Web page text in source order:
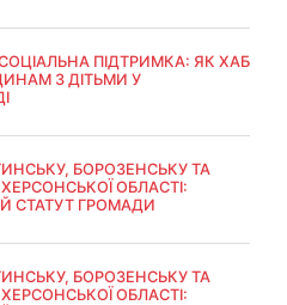
ПІДТРИМКА: ЯК ХАБ
З ДІТЬМИ У
БОРОЗЕНСЬКУ ТА
ОБЛАСТІ:
СТАТУТ ГРОМАДИ
БОРОЗЕНСЬКУ ТА
ОБЛАСТІ: